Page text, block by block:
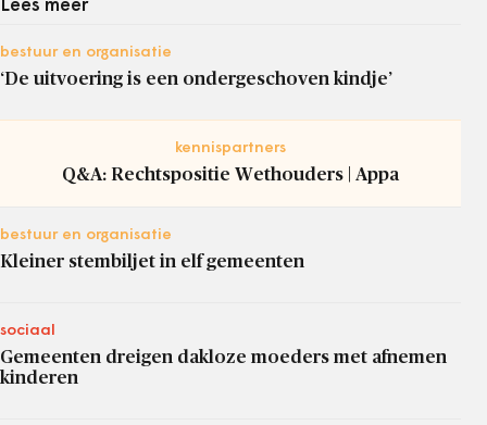
Lees meer
bestuur en organisatie
‘De uitvoering is een ondergeschoven kindje’
kennispartners
Q&A: Rechtspositie Wethouders | Appa
bestuur en organisatie
Kleiner stembiljet in elf gemeenten
sociaal
Gemeenten dreigen dakloze moeders met afnemen
kinderen